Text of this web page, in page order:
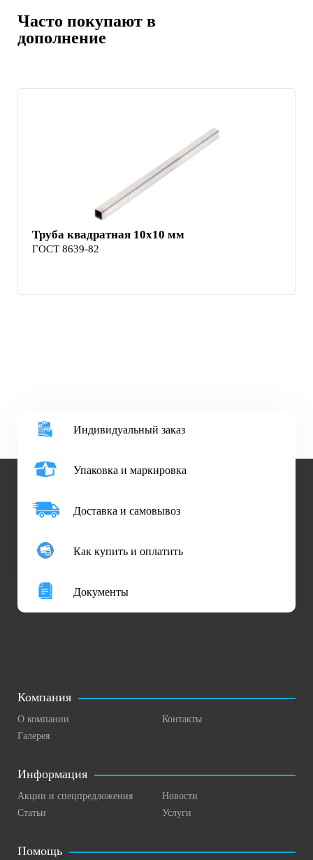
Часто покупают в
дополнение
Труба квадратная 10х10 мм
ГОСТ 8639-82
Индивидуальный заказ
Упаковка и маркировка
Доставка и самовывоз
Как купить и оплатить
Документы
Компания
О компании
Галерея
Контакты
Информация
Акции и спецпредложения
Статьи
Новости
Услуги
Помощь